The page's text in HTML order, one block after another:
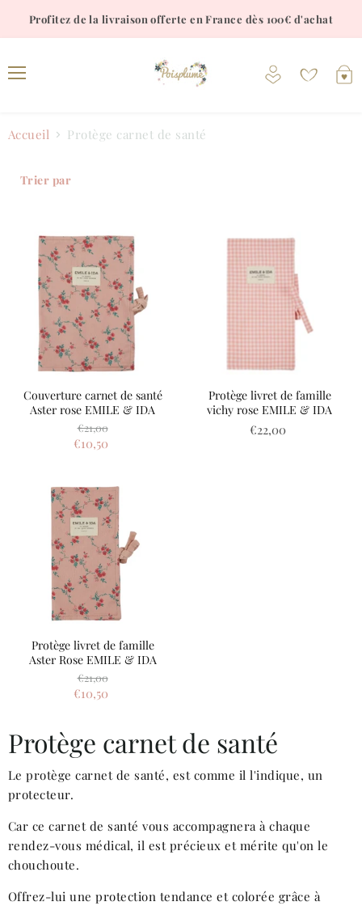
Profitez de la livraison offerte en France dès 100€ d'achat
Voir
Accueil Protège carnet de santé
Trier par
Couverture carnet de santé
Aster rose EMILE & IDA
Prix
d'origine
€21,00
Prix
€10,50
Protège livret de famille
vichy rose EMILE & IDA
€22,00
Protège livret de famille
Aster Rose EMILE & IDA
Prix
d'origine
€21,00
Prix
€10,50
Protège carnet de santé
Le protège carnet de santé, est comme il l'indique, un
protecteur.
Car ce carnet de santé vous accompagnera à chaque
rendez-vous médical, il est précieux et mérite qu'on le
chouchoute.
Offrez-lui une protection tendance et colorée grâce à